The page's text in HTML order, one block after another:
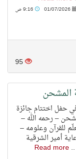
01/07/2026
95
المشحن
حفل اختتام جائزة
– رحمه الله –
للقرآن وعلومه –
أمير الشرقية
Read more